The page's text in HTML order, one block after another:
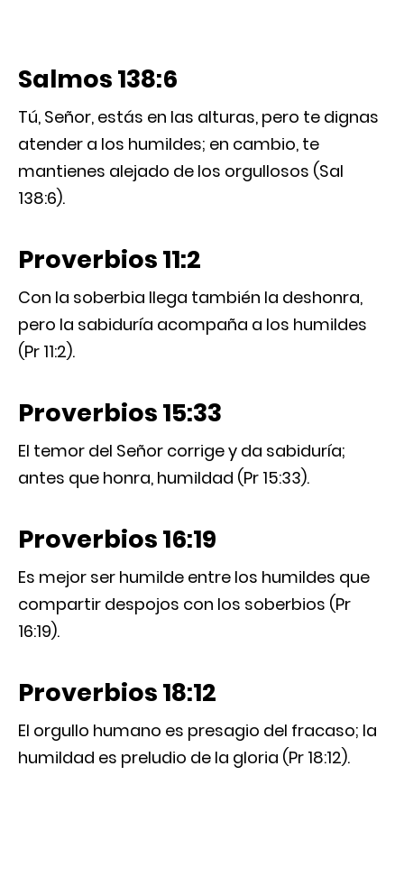
Salmos 138:6
Tú, Señor, estás en las alturas, pero te dignas
atender a los humildes; en cambio, te
mantienes alejado de los orgullosos (Sal
138:6).
Proverbios 11:2
Con la soberbia llega también la deshonra,
pero la sabiduría acompaña a los humildes
(Pr 11:2).
Proverbios 15:33
El temor del Señor corrige y da sabiduría;
antes que honra, humildad (Pr 15:33).
Proverbios 16:19
Es mejor ser humilde entre los humildes que
compartir despojos con los soberbios (Pr
16:19).
Proverbios 18:12
El orgullo humano es presagio del fracaso; la
humildad es preludio de la gloria (Pr 18:12).